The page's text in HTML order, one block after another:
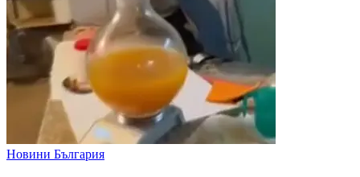
Новини България